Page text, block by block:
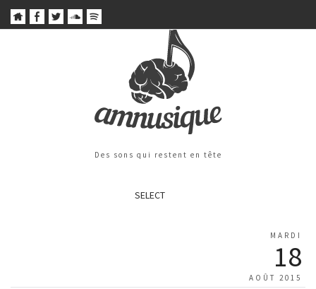
Des sons qui restent en tête
SELECT
MARDI
18
AOÛT 2015